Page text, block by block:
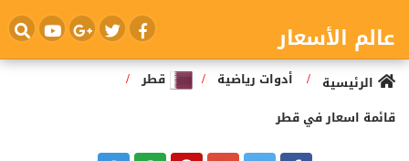
عالم الأسعار
الرئيسية / أدوات رياضية / قطر /
قائمة اسعار في قطر